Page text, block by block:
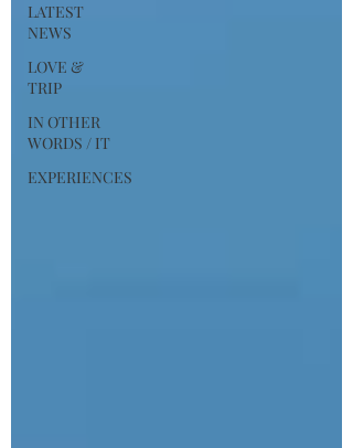
LATEST
NEWS
LOVE &
TRIP
IN OTHER
WORDS / IT
EXPERIENCES